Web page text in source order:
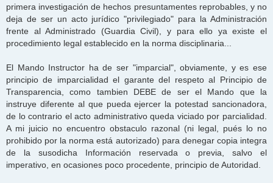
primera investigación de hechos presuntamentes reprobables, y no
deja de ser un acto jurídico "privilegiado" para la Administración
frente al Administrado (Guardia Civil), y para ello ya existe el
procedimiento legal establecido en la norma disciplinaria...
El Mando Instructor ha de ser "imparcial", obviamente, y es ese
principio de imparcialidad el garante del respeto al Principio de
Transparencia, como tambien DEBE de ser el Mando que la
instruye diferente al que pueda ejercer la potestad sancionadora,
de lo contrario el acto administrativo queda viciado por parcialidad.
A mi juicio no encuentro obstaculo razonal (ni legal, pués lo no
prohibido por la norma está autorizado) para denegar copia integra
de la susodicha Información reservada o previa, salvo el
imperativo, en ocasiones poco procedente, principio de Autoridad.